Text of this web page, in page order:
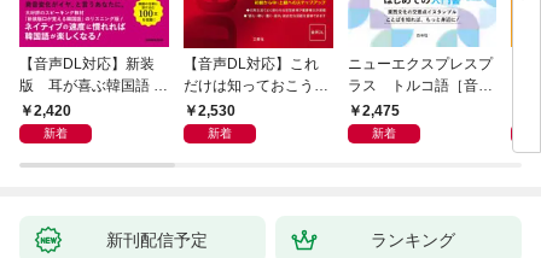
【音声DL対応】新装
版 耳が喜ぶ韓国語 リ
スニング体得トレーニ
ング
2,420
新着
【音声DL対応】これ
だけは知っておこう！
新装版 会話と作文に
役立つドイツ語定型表
2,530
新着
ニューエクスプレスプ
ラス トルコ語［音声
DL版］
2,475
新着
新刊配信予定 ランキング